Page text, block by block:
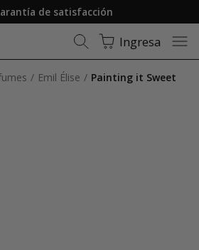
de satisfacción
Ingresa
Emil Élise Painting it Sweet